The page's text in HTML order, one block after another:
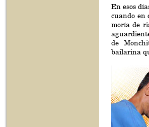
En esos
cuando en
moría de
de
bailarina